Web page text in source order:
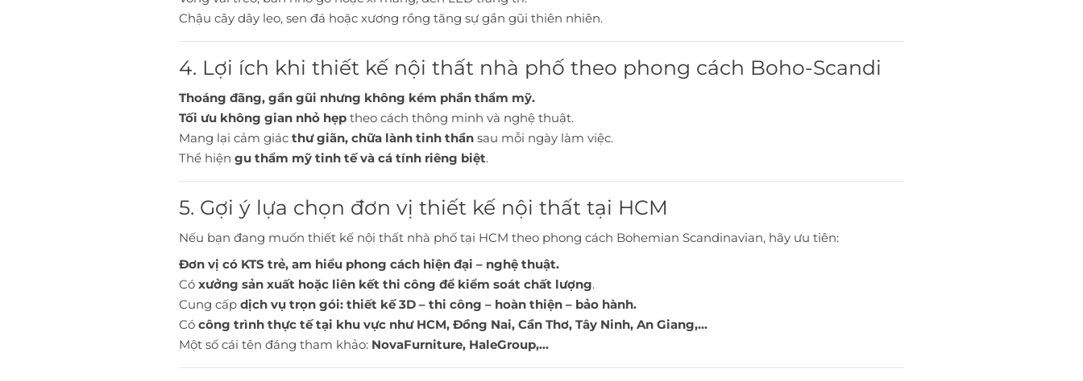
Chậu cây dây leo, sen đá hoặc xương rồng tăng sự gần gũi thiên nhiên.
4. Lợi ích khi thiết kế nội thất nhà phố theo phong cách Boho-Scandi
Thoáng đãng, gần gũi nhưng không kém phần thẩm mỹ.
Tối ưu không gian nhỏ hẹp theo cách thông minh và nghệ thuật.
Mang lại cảm giác thư giãn, chữa lành tinh thần sau mỗi ngày làm việc.
Thể hiện gu thẩm mỹ tinh tế và cá tính riêng biệt.
5. Gợi ý lựa chọn đơn vị thiết kế nội thất tại HCM
Nếu bạn đang muốn thiết kế nội thất nhà phố tại HCM theo phong cách Bohemian Scandinavian, hãy ưu tiên:
Đơn vị có KTS trẻ, am hiểu phong cách hiện đại – nghệ thuật.
Có xưởng sản xuất hoặc liên kết thi công để kiểm soát chất lượng.
Cung cấp dịch vụ trọn gói: thiết kế 3D – thi công – hoàn thiện – bảo hành.
Có công trình thực tế tại khu vực như HCM, Đồng Nai, Cần Thơ, Tây Ninh, An Giang,...
Một số cái tên đáng tham khảo: NovaFurniture, HaleGroup,...